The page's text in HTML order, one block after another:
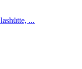
...